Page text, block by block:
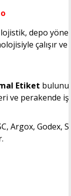
depo
çalışır
Etiket
ve perakende
Argox, Godex,